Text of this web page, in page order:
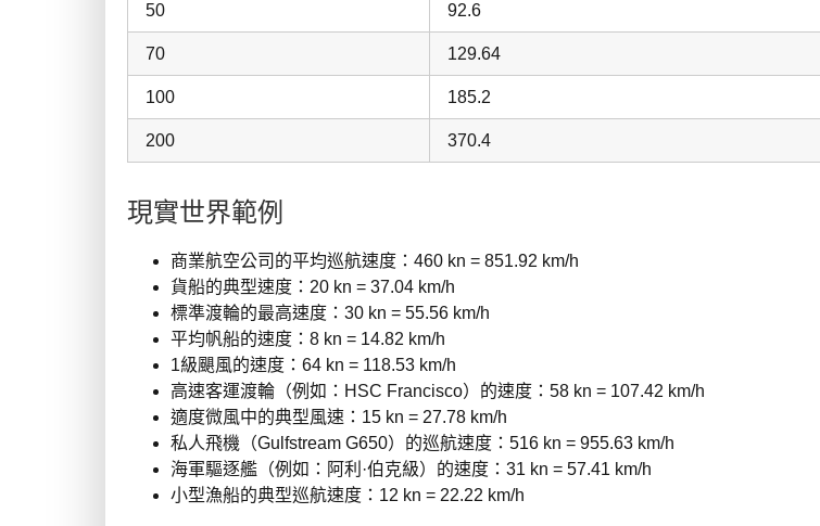
50 92.6
70 129.64
100 185.2
200 370.4
現實世界範例
商業航空公司的平均巡航速度：460 kn = 851.92 km/h
貨船的典型速度：20 kn = 37.04 km/h
標準渡輪的最高速度：30 kn = 55.56 km/h
平均帆船的速度：8 kn = 14.82 km/h
1級颶風的速度：64 kn = 118.53 km/h
高速客運渡輪（例如：HSC Francisco）的速度：58 kn = 107.42 km/h
適度微風中的典型風速：15 kn = 27.78 km/h
私人飛機（Gulfstream G650）的巡航速度：516 kn = 955.63 km/h
海軍驅逐艦（例如：阿利·伯克級）的速度：31 kn = 57.41 km/h
小型漁船的典型巡航速度：12 kn = 22.22 km/h